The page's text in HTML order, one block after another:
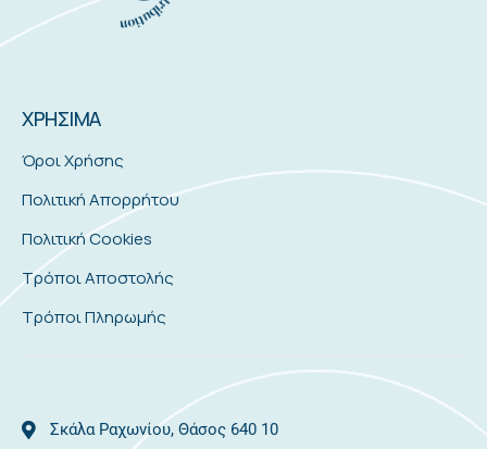
ΧΡΗΣΙΜΑ
Όροι Χρήσης
Πολιτική Απορρήτου
Πολιτική Cookies
Τρόποι Αποστολής
Τρόποι Πληρωμής
Σκάλα Ραχωνίου, Θάσος 640 10